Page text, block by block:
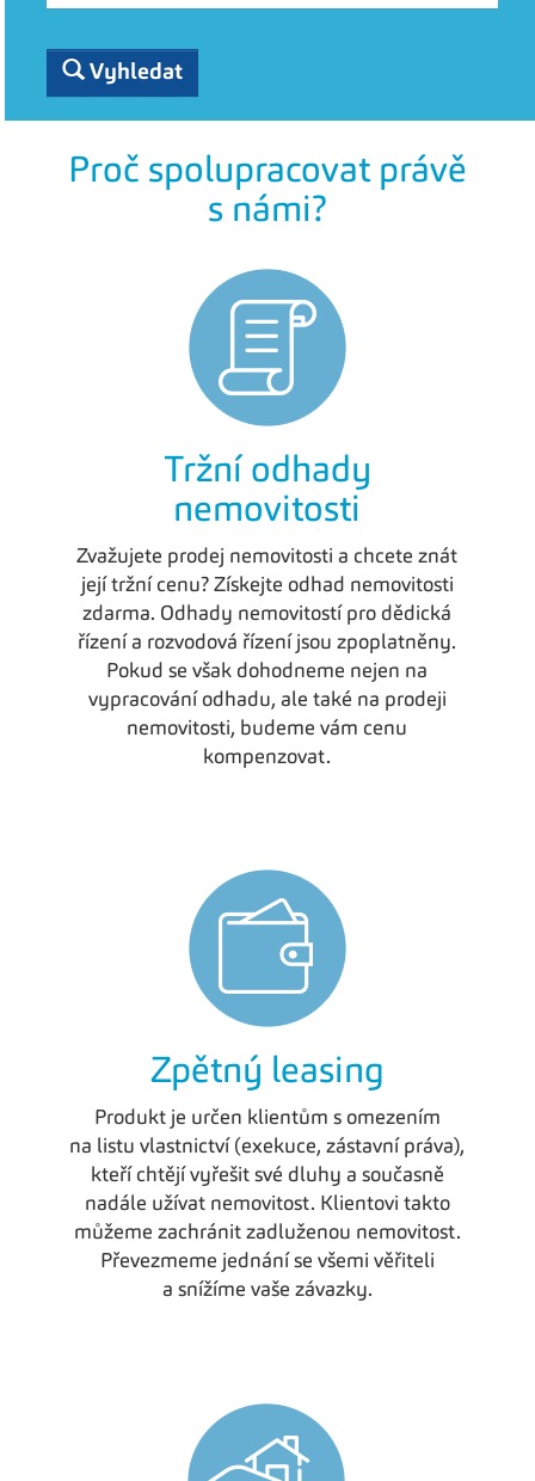
Vyhledat
Proč spolupracovat právě
s námi?
Tržní odhady
nemovitosti
Zvažujete prodej nemovitosti a chcete znát
její tržní cenu? Získejte odhad nemovitosti
zdarma. Odhady nemovitostí pro dědická
řízení a rozvodová řízení jsou zpoplatněny.
Pokud se však dohodneme nejen na
vypracování odhadu, ale také na prodeji
nemovitosti, budeme vám cenu
kompenzovat.
Zpětný leasing
Produkt je určen klientům s omezením
na listu vlastnictví (exekuce, zástavní práva),
kteří chtějí vyřešit své dluhy a současně
nadále užívat nemovitost. Klientovi takto
můžeme zachránit zadluženou nemovitost.
Převezmeme jednání se všemi věřiteli
a snížíme vaše závazky.